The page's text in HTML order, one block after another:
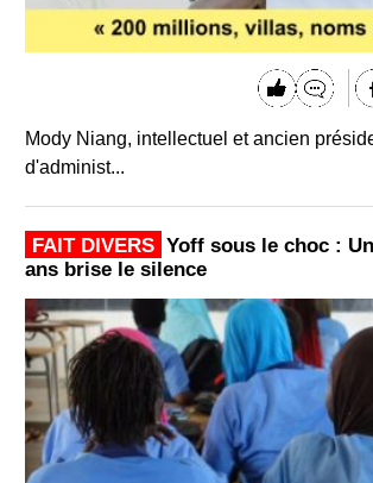
Mody Niang, intellectuel et ancien
d'administ...
FAIT DIVERS Yoff sous le choc :
ans brise le silence